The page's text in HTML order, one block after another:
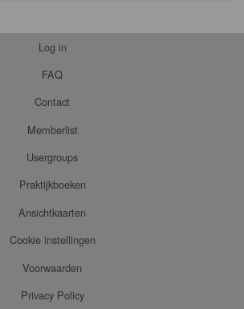
Log in
FAQ
Contact
Memberlist
Usergroups
Praktijkboeken
Ansichtkaarten
Cookie instellingen
Voorwaarden
Privacy Policy